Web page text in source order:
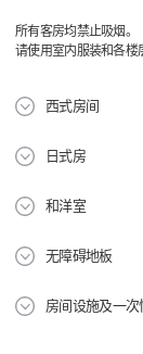
所有客房均禁止吸烟。
请使用室内服装和各楼
西式房间
日式房
和洋室
无障碍地板
房间设施及一次